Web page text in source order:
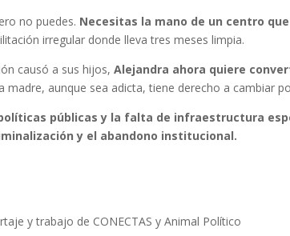
no puedes. Necesitas la mano de un centro
irregular donde lleva tres meses limpia.
causó a sus hijos, Alejandra ahora quiere
madre, aunque sea adicta, tiene derecho a cambiar
públicas y la falta de infraestructura
y el abandono institucional.
y trabajo de CONECTAS y Animal Político